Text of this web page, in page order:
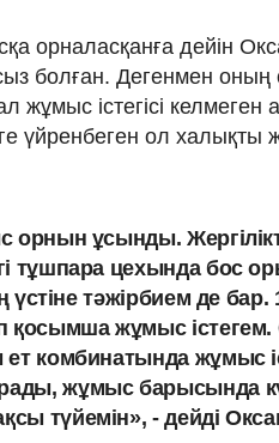
орналасқанға дейін
болған. Дегенмен оның
жұмыс істегісі
үйренбеген ол халықты
орнын ұсынды.
тұшпара цехында бос
үстіне тәжірбием де
қосымша жұмыс
комбинатында жұмыс
жұмыс барысында
түйемін», - дейді